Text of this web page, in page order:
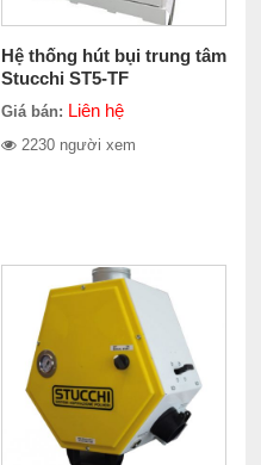
Hệ thống hút bụi trung tâm
Stucchi ST5-TF
Giá bán: Liên hệ
2230 người xem